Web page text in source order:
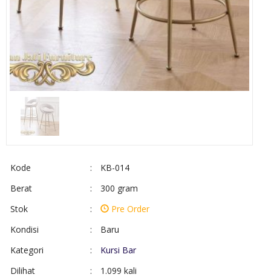
Kode :
KB-014
Berat
:
300 gram
Stok
:
Pre Order
Kondisi
:
Baru
Kategori
:
Kursi Bar
Dilihat
:
1.099 kali